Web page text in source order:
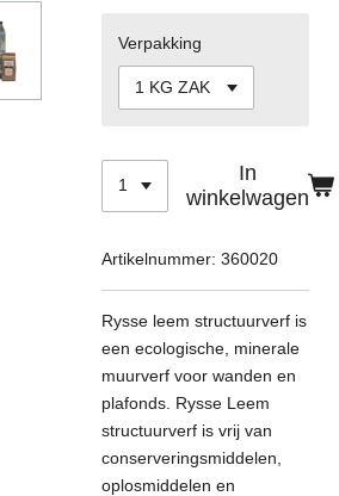
Verpakking
In
winkelwagen
Artikelnummer: 360020
Rysse leem structuurverf is
een ecologische, minerale
muurverf voor wanden en
plafonds. Rysse Leem
structuurverf is vrij van
conserveringsmiddelen,
oplosmiddelen en